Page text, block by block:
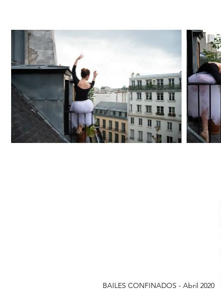
BAILES CONFINADOS - Abril 2020